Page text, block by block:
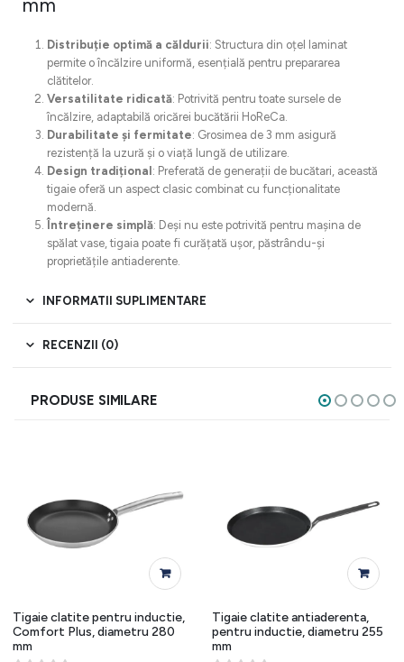
Distribuție optimă a căldurii: Structura din oțel laminat
permite o încălzire uniformă, esențială pentru prepararea
clătitelor.
Versatilitate ridicată: Potrivită pentru toate sursele de
încălzire, adaptabilă oricărei bucătării HoReCa.
Durabilitate și fermitate: Grosimea de 3 mm asigură
rezistență la uzură și o viață lungă de utilizare.
Design tradițional : Preferată de generații de bucătari, această
tigaie oferă un aspect clasic combinat cu funcționalitate
modernă.
Întreținere simplă: Deși nu este potrivită pentru mașina de
spălat vase, tigaia poate fi curățată ușor, păstrându-și
proprietățile antiaderente.
INFORMATII SUPLIMENTARE
RECENZII (0)
PRODUSE SIMILARE
Tigaie clatite pentru inductie,
Comfort Plus, diametru 280
mm
Tigaie clatite antiaderenta,
pentru inductie, diametru 255
mm